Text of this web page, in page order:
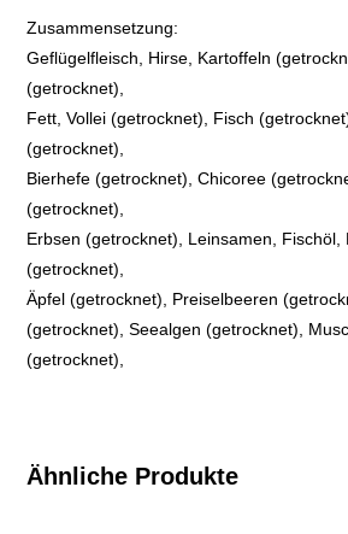
Zusammensetzung:
Geflügelfleisch, Hirse, Kartoffeln
(getrocknet),
Fett, Vollei (getrocknet), Fisch
(getrocknet),
Bierhefe (getrocknet), Chicoree
(getrocknet),
Erbsen (getrocknet), Leinsamen, Fischöl,
(getrocknet),
Äpfel (getrocknet), Preiselbeeren
(getrocknet), Seealgen (getrocknet),
(getrocknet),
Ähnliche Produkte